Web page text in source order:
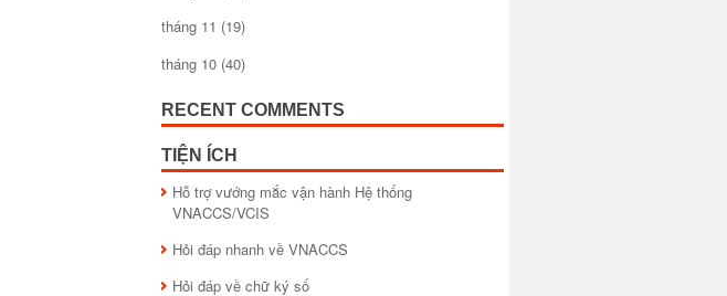
tháng 11 (19)
tháng 10 (40)
RECENT COMMENTS
TIỆN ÍCH
Hỗ trợ vướng mắc vận hành Hệ thống
VNACCS/VCIS
Hỏi đáp nhanh về VNACCS
Hỏi đáp về chữ ký số